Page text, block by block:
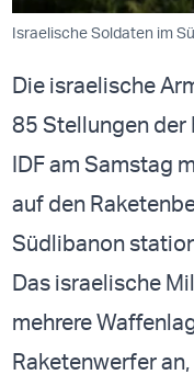
Israelische Soldaten im
Die israelische
85 Stellungen
IDF am Samstag
auf den
Südlibanon
Das israelische
mehrere
Raketenwerfer